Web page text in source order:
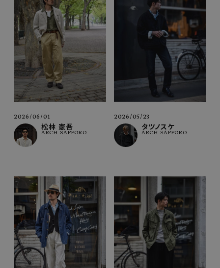
2026/06/01
松林 憲吾
ARCH SAPPORO
2026/05/23
タツノスケ
ARCH SAPPORO